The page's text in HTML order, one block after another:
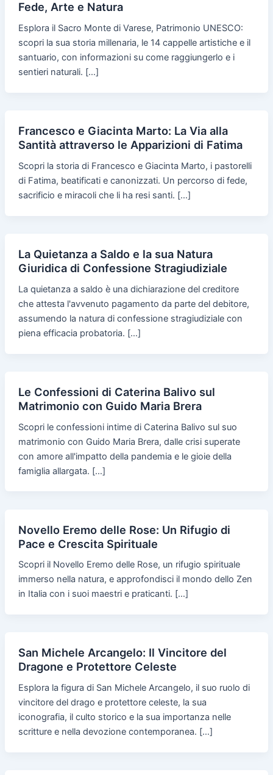
Fede, Arte e Natura
Esplora il Sacro Monte di Varese, Patrimonio UNESCO:
scopri la sua storia millenaria, le 14 cappelle artistiche e il
santuario, con informazioni su come raggiungerlo e i
sentieri naturali. […]
Francesco e Giacinta Marto: La Via alla
Santità attraverso le Apparizioni di Fatima
Scopri la storia di Francesco e Giacinta Marto, i pastorelli
di Fatima, beatificati e canonizzati. Un percorso di fede,
sacrificio e miracoli che li ha resi santi. […]
La Quietanza a Saldo e la sua Natura
Giuridica di Confessione Stragiudiziale
La quietanza a saldo è una dichiarazione del creditore
che attesta l'avvenuto pagamento da parte del debitore,
assumendo la natura di confessione stragiudiziale con
piena efficacia probatoria. […]
Le Confessioni di Caterina Balivo sul
Matrimonio con Guido Maria Brera
Scopri le confessioni intime di Caterina Balivo sul suo
matrimonio con Guido Maria Brera, dalle crisi superate
con amore all'impatto della pandemia e le gioie della
famiglia allargata. […]
Novello Eremo delle Rose: Un Rifugio di
Pace e Crescita Spirituale
Scopri il Novello Eremo delle Rose, un rifugio spirituale
immerso nella natura, e approfondisci il mondo dello Zen
in Italia con i suoi maestri e praticanti. […]
San Michele Arcangelo: Il Vincitore del
Dragone e Protettore Celeste
Esplora la figura di San Michele Arcangelo, il suo ruolo di
vincitore del drago e protettore celeste, la sua
iconografia, il culto storico e la sua importanza nelle
scritture e nella devozione contemporanea. […]